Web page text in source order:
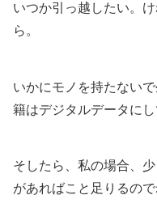
いつか引っ越したい。
ら。
いかにモノを持たない
籍はデジタルデータに
そしたら、私の場合、
があればこと足りるので